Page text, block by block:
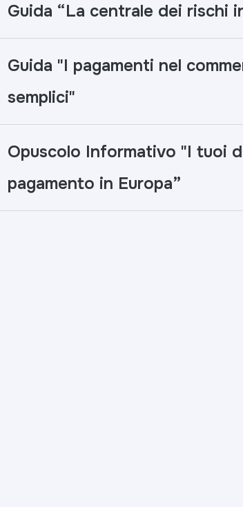
Guida “La centrale dei rischi
Guida "I pagamenti nel
semplici"
Opuscolo Informativo "I tuoi diritti quando effettui un
pagamento in Europa”